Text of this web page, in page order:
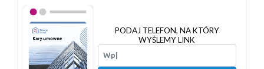
PODAJ TELEFON, NA KTÓRY
WYŚLEMY LINK